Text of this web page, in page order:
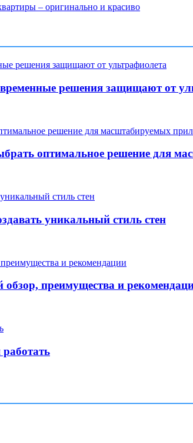
– оригинально и красиво
решения защищают от
оптимальное решение для
уникальный стиль стен
преимущества и